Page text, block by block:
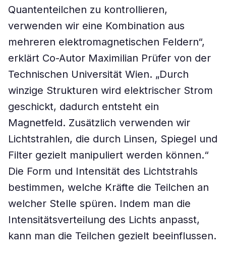
Quantenteilchen zu kontrollieren,
verwenden wir eine Kombination aus
mehreren elektromagnetischen Feldern“,
erklärt Co-Autor Maximilian Prüfer von der
Technischen Universität Wien. „Durch
winzige Strukturen wird elektrischer Strom
geschickt, dadurch entsteht ein
Magnetfeld. Zusätzlich verwenden wir
Lichtstrahlen, die durch Linsen, Spiegel und
Filter gezielt manipuliert werden können.“
Die Form und Intensität des Lichtstrahls
bestimmen, welche Kräfte die Teilchen an
welcher Stelle spüren. Indem man die
Intensitätsverteilung des Lichts anpasst,
kann man die Teilchen gezielt beeinflussen.